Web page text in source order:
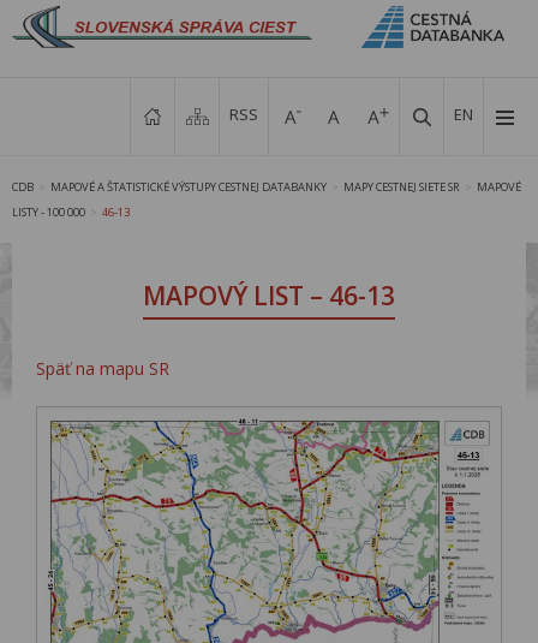
EN
RSS
CDB MAPOVÉ A ŠTATISTICKÉ VÝSTUPY CESTNEJ DATABANKY MAPY CESTNEJ SIETE SR
MAPOVÉ
LISTY - 100 000
46-13
MAPOVÝ LIST – 46-13
Späť na mapu SR